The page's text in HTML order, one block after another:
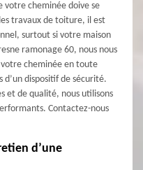
votre cheminée doive se
travaux de toiture, il est
surtout si votre maison
ramonage 60, nous nous
cheminée en toute
d’un dispositif de sécurité.
et de qualité, nous utilisons
Contactez-nous
d’une